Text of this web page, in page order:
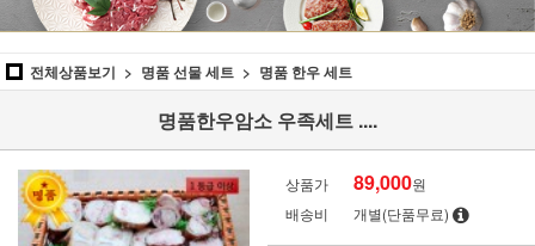
전체상품보기 명품 선물 세트 명품 한우 세트
명품한우암소 우족세트 ....
상품가 89,000원
배송비
개별(단품무료)